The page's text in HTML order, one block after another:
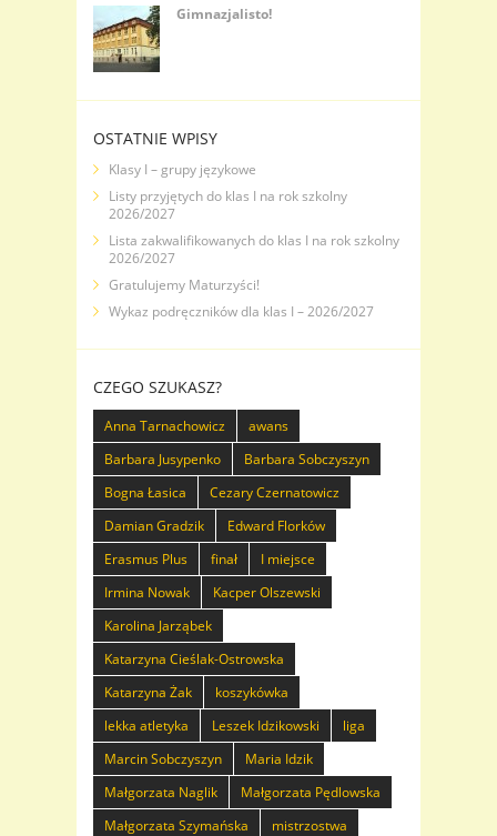
Gimnazjalisto!
OSTATNIE WPISY
Klasy I – grupy językowe
Listy przyjętych do klas I na rok szkolny
2026/2027
Lista zakwalifikowanych do klas I na rok szkolny
2026/2027
Gratulujemy Maturzyści!
Wykaz podręczników dla klas I – 2026/2027
CZEGO SZUKASZ?
Anna Tarnachowicz
awans
Barbara Jusypenko
Barbara Sobczyszyn
Bogna Łasica
Cezary Czernatowicz
Damian Gradzik
Edward Florków
Erasmus Plus
finał
I miejsce
Irmina Nowak
Kacper Olszewski
Karolina Jarząbek
Katarzyna Cieślak-Ostrowska
Katarzyna Żak
koszykówka
lekka atletyka
Leszek Idzikowski
liga
Marcin Sobczyszyn
Maria Idzik
Małgorzata Naglik
Małgorzata Pędlowska
Małgorzata Szymańska
mistrzostwa